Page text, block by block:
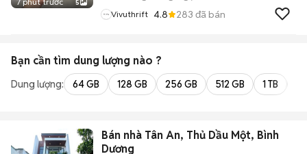
5
Vivuthrift 4.8 283 đã bán
Bạn cần tìm dung lượng nào ?
Dung lượng: 64 GB 128 GB 256 GB 512 GB 1 TB
Bán nhà Tân An, Thủ Dầu Một, Bình
Dương